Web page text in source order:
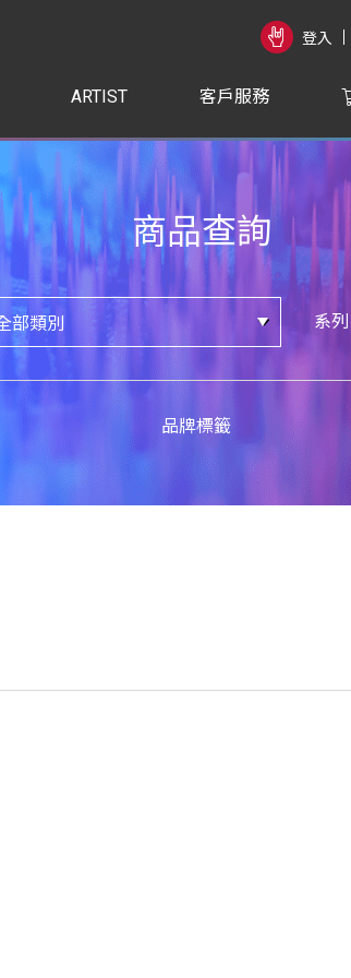
登入
ARTIST 客戶服務
商品查詢
系列
品牌標籤